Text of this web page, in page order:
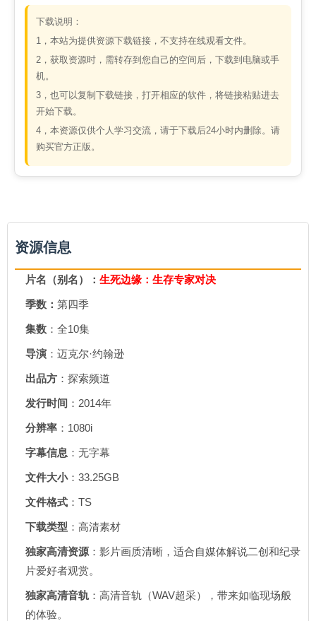
下载说明：
1，本站为提供资源下载链接，不支持在线观看文件。
2，获取资源时，需转存到您自己的空间后，下载到电脑或手
机。
3，也可以复制下载链接，打开相应的软件，将链接粘贴进去
开始下载。
4，本资源仅供个人学习交流，请于下载后24小时内删除。请
购买官方正版。
资源信息
片名（别名）： 生死边缘：生存专家对决
季数： 第四季
集数 ：全10集
导演 ：迈克尔·约翰逊
出品方 ：探索频道
发行时间 ：2014年
分辨率 ：1080i
字幕信息 ：无字幕
文件大小：33.25GB
文件格式 ：TS
下载类型 ：高清素材
独家高清资源 ：影片画质清晰，适合自媒体解说二创和纪录
片爱好者观赏。
独家高清音轨 ：高清音轨（WAV超采），带来如临现场般
的体验。